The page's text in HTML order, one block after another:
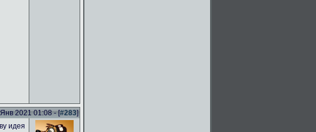
2021 01:08 - [#283]
идея